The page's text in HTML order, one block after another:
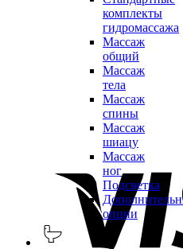
комплекты
гидромассажа
Массаж
общий
Массаж
тела
Массаж
спины
Массаж
шиацу
Массаж
ног
Подсветка
опции